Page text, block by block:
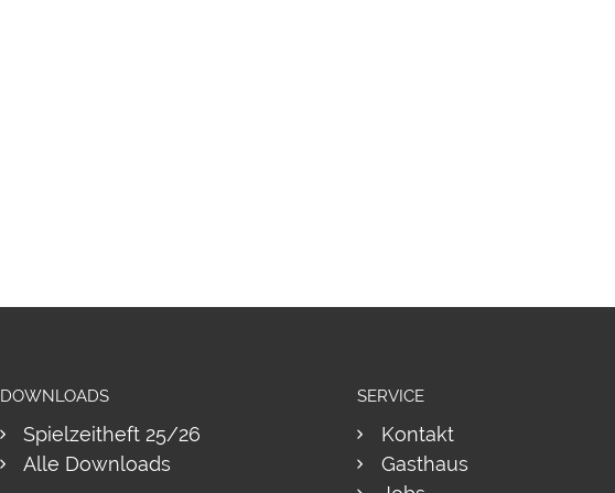
DOWNLOADS
Spielzeitheft 25/26
Alle Downloads
SERVICE
Kontakt
Gasthaus